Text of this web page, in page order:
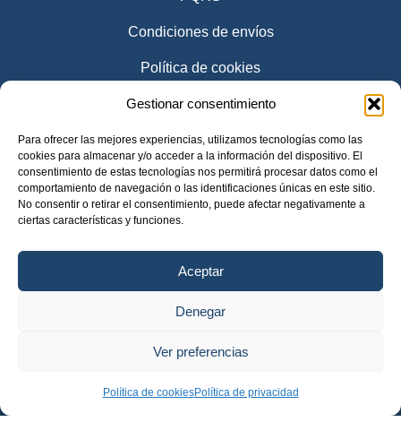
Gestionar consentimiento
Para ofrecer las mejores experiencias, utilizamos tecnologías como las
cookies para almacenar y/o acceder a la información del dispositivo. El
consentimiento de estas tecnologías nos permitirá procesar datos como el
comportamiento de navegación o las identificaciones únicas en este sitio.
No consentir o retirar el consentimiento, puede afectar negativamente a
ciertas características y funciones.
Aceptar
Denegar
Ver preferencias
Política de cookiesPolítica de privacidad
Condiciones de envíos
Política de cookies